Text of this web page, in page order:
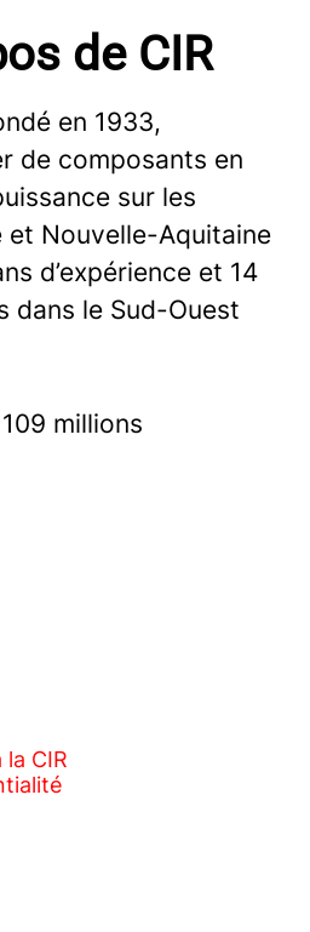
de CIR
en 1933,
de composants en
sur les
et Nouvelle-Aquitaine
d’expérience et 14
dans le Sud-Ouest
109 millions
CIR